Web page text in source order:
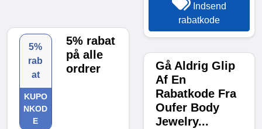
5%
rab
at
KUPO
NKOD
E
5% rabat
på alle
ordrer
Indsend
rabatkode
Gå Aldrig Glip
Af En
Rabatkode Fra
Oufer Body
Jewelry...